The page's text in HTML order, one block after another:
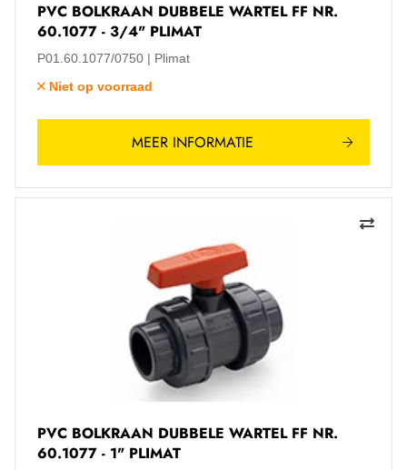
PVC BOLKRAAN DUBBELE WARTEL FF NR.
60.1077 - 3/4" PLIMAT
P01.60.1077/0750
Plimat
Niet op voorraad
MEER INFORMATIE
PVC BOLKRAAN DUBBELE WARTEL FF NR.
60.1077 - 1" PLIMAT